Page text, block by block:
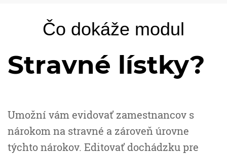
Čo dokáže modul
Stravné lístky?
Umožní vám evidovať zamestnancov s
nárokom na stravné a zároveň úrovne
týchto nárokov. Editovať dochádzku pre